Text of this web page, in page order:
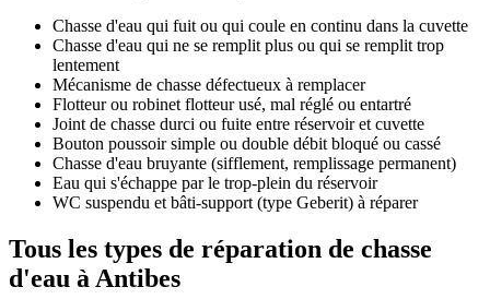
Chasse d'eau qui fuit ou qui coule en continu dans la cuvette
Chasse d'eau qui ne se remplit plus ou qui se remplit trop
lentement
Mécanisme de chasse défectueux à remplacer
Flotteur ou robinet flotteur usé, mal réglé ou entartré
Joint de chasse durci ou fuite entre réservoir et cuvette
Bouton poussoir simple ou double débit bloqué ou cassé
Chasse d'eau bruyante (sifflement, remplissage permanent)
Eau qui s'échappe par le trop-plein du réservoir
WC suspendu et bâti-support (type Geberit) à réparer
Tous les types de réparation de chasse
d'eau à Antibes